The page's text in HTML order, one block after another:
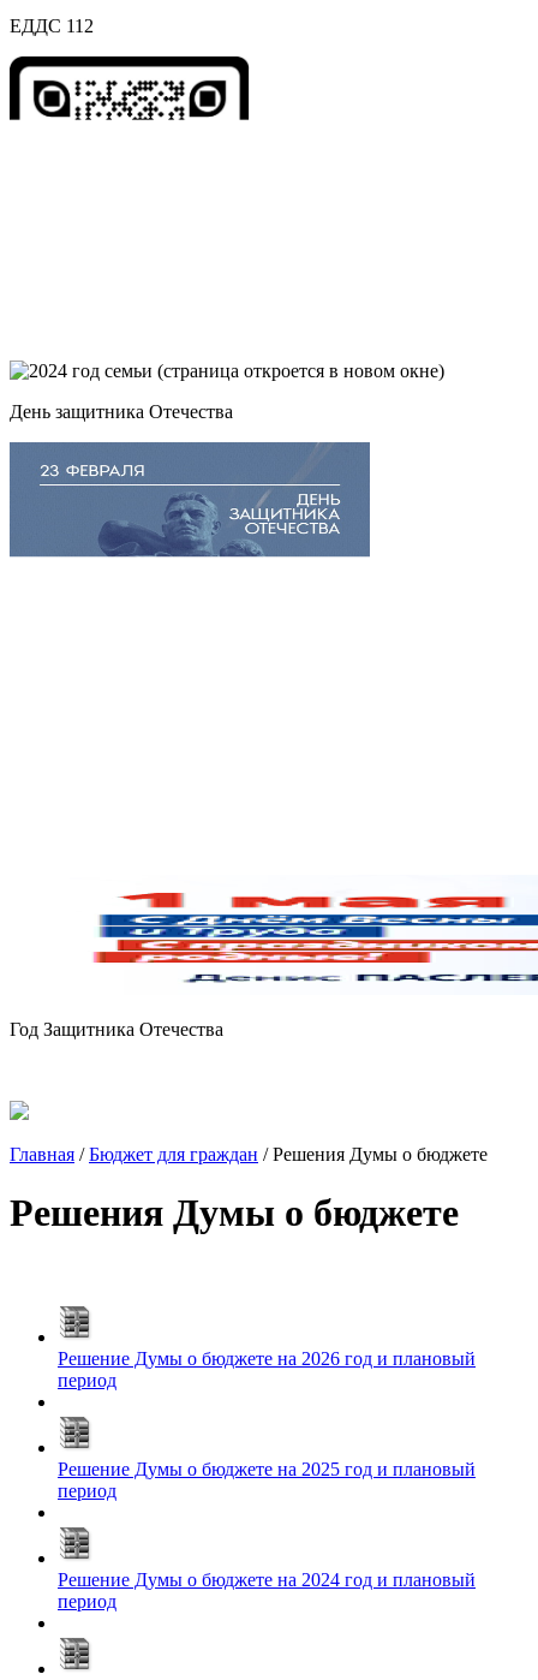
ЕДДС 112
День защитника Отечества
Год Защитника Отечества
Главная /Бюджет для граждан /Решения Думы о бюджете
Решения Думы о бюджете
Решение Думы о бюджете на 2026 год и плановый
период
Решение Думы о бюджете на 2025 год и плановый
период
Решение Думы о бюджете на 2024 год и плановый
период